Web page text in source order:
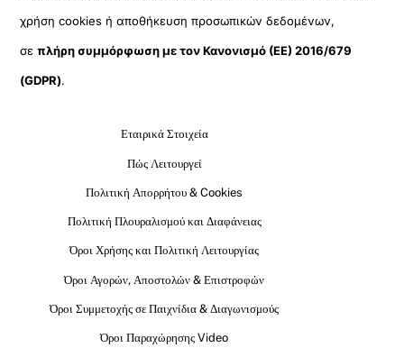
χρήση cookies ή αποθήκευση προσωπικών δεδομένων,
σεπλήρη συμμόρφωση με τον Κανονισμό (ΕΕ) 2016/679
(GDPR).
Εταιρικά Στοιχεία
Πώς Λειτουργεί
Πολιτική Απορρήτου & Cookies
Πολιτική Πλουραλισμού και Διαφάνειας
Όροι Χρήσης και Πολιτική Λειτουργίας
Όροι Αγορών, Αποστολών & Επιστροφών
Όροι Συμμετοχής σε Παιχνίδια & Διαγωνισμούς
Όροι Παραχώρησης Video